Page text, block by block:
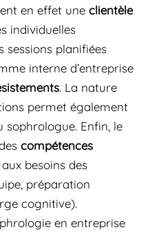
en effet uneclientèle
individuelles
sessions planifiées
interne d’entreprise
. La nature
permet également
sophrologue. Enfin, le
compétences
besoins des
préparation
cognitive).
en entreprise